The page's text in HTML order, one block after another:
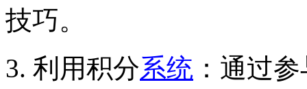
技巧。
3. 利用积分系统 ：通过